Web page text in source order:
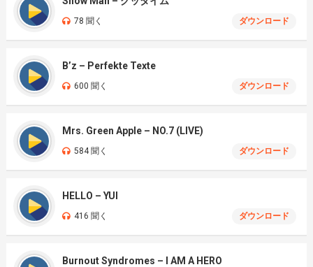
78 聞く ダウンロード
B’z – Perfekte Texte
600 聞く ダウンロード
Mrs. Green Apple – NO.7 (LIVE)
584 聞く ダウンロード
HELLO – YUI
416 聞く ダウンロード
Burnout Syndromes – I AM A HERO